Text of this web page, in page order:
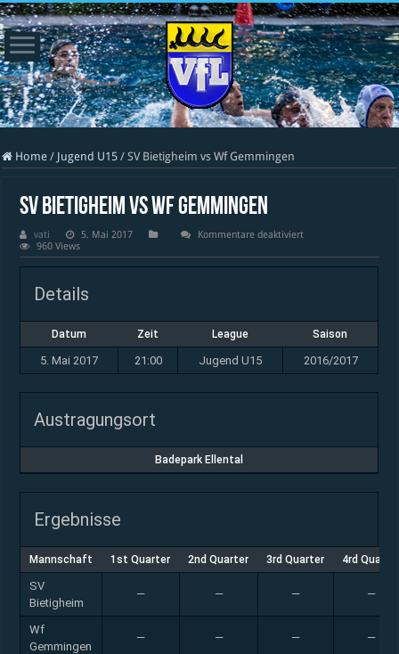
Home / Jugend U15 / SV Bietigheim vs Wf Gemmingen
SV Bietigheim vs Wf Gemmingen
vati 5. Mai 2017 Kommentare deaktiviertfür
Bietigheim
vs
960 Views
Details
Datum Zeit League Saison
5. Mai 2017 21:00 Jugend U15 2016/2017
Austragungsort
Badepark Ellental
Ergebnisse
Mannschaft 1st Quarter 2nd Quarter 3rd Quarter 4rd
SV
Bietigheim
— — — —
Wf
Gemmingen
— — — —